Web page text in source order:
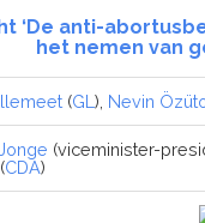
‘De anti-
het nemen van
(GL ), Nevin
(viceminister-
CDA)